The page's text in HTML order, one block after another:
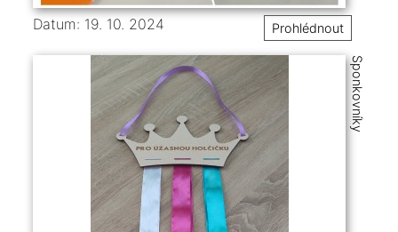
Datum: 19. 10. 2024 Prohlédnout
Sponkovníky